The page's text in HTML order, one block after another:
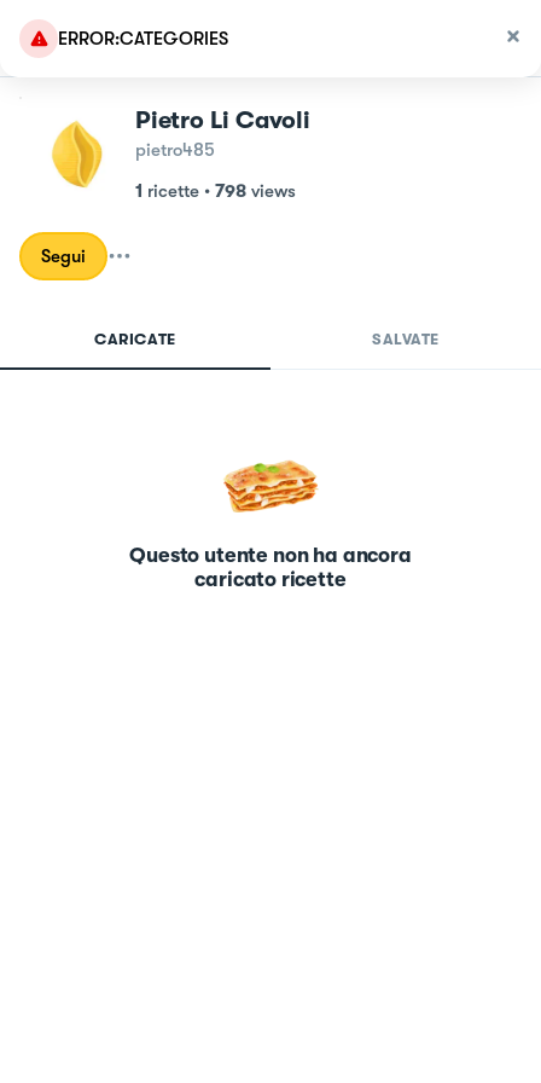
ERROR:CATEGORIES
Pietro Li Cavoli
pietro485
1 ricette • 798 views
Segui
CARICATE SALVATE
Questo utente non ha ancora
caricato ricette